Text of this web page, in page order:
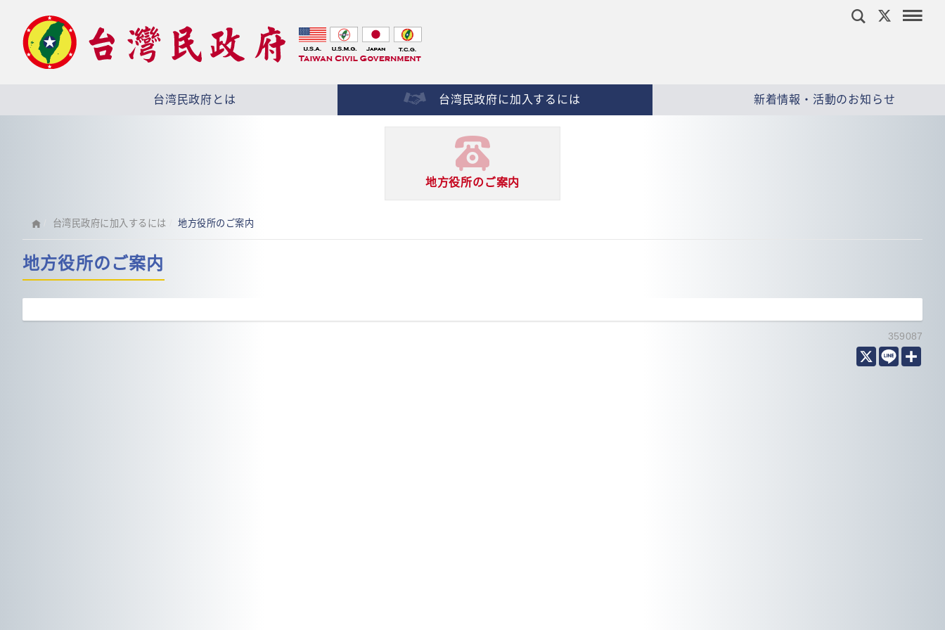
台湾民政府とは 台湾民政府に加入するには 新着情報・活動のお知らせ
地方役所のご案内
台湾民政府に加入するには 地方役所のご案内
地方役所のご案内
359087
X Line